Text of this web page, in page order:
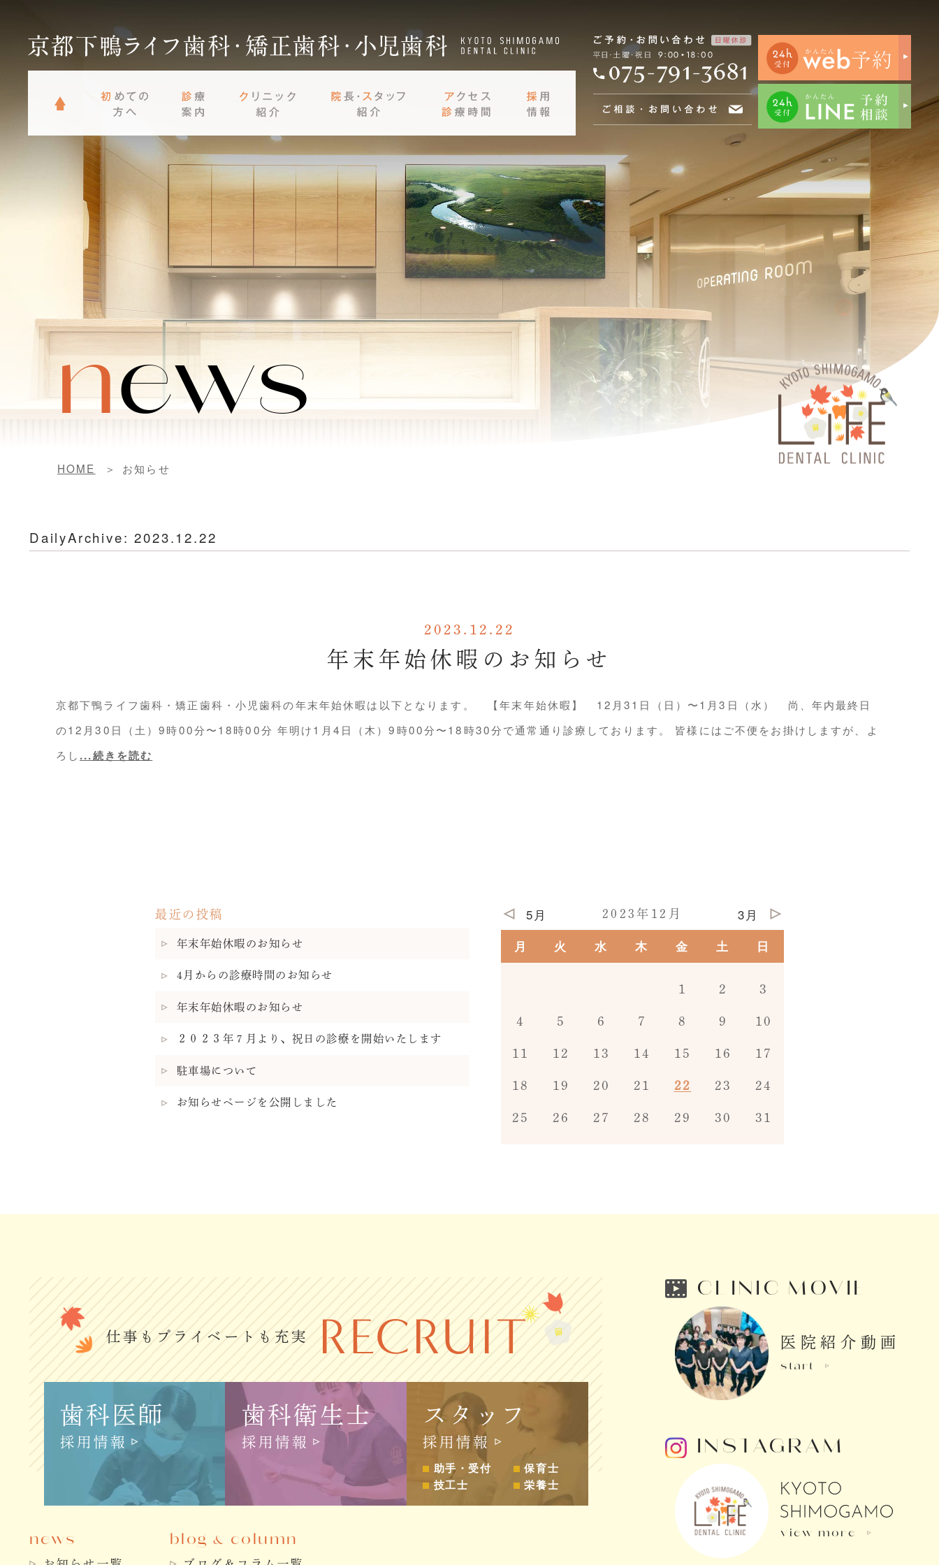
news
HOME お知らせ
DailyArchive:2023.12.22
2023.12.22
年末年始休暇のお知らせ
京都下鴨ライフ歯科・矯正歯科・小児歯科の年末年始休暇は以下となります。 【年末年始休暇】 12月31日（日）〜1月3日（水） 尚、年内最終日
の12月30日（土）9時00分〜18時00分 年明け1月4日（木）9時00分〜18時30分で通常通り診療しております。 皆様にはご不便をお掛けしますが、よ
ろし ...続きを読む
最近の投稿
年末年始休暇のお知らせ
4月からの診療時間のお知らせ
年末年始休暇のお知らせ
２０２３年７月より、祝日の診療を開始いたします
駐車場について
お知らせページを公開しました
2023年12月
月 火 水 木 金 土 日
5月 3月
1 2 3
4 5 6 7 8 9 10
11 12 13 14 15 16 17
18 19 20 21 22 23 24
25 26 27 28 29 30 31
仕事もプライベートも充実
歯科医師
採用情報
歯科衛生士
採用情報
スタッフ
採用情報
助手・受付
保育士
技工士
栄養士
news blog & column
CLINIC MOVIE
医院紹介 動画
start
INSTAGRAM
view more